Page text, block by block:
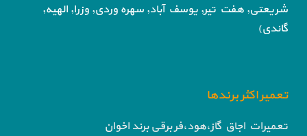
شریعتی, هفت تیر, یوسف آباد, سهره وردی, وزرا, الهیه,
گاندی)
تعمیر اکثر برندها
تعمیرات اجاق گاز،هود،فر برقی برند اخوان